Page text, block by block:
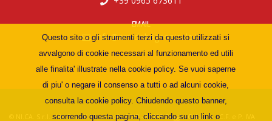
EMAIL
info@arredobagnonicolo.it
© NI.CA. S.r.l. - Via Sala di Mosorrofa, 50/B - 89133 Reggio Calabria - C.F. e P. IVA
Questo sito o gli strumenti terzi da questo utilizzati si
avvalgono di cookie necessari al funzionamento ed utili
alle finalita' illustrate nella cookie policy. Se vuoi saperne
di piu' o negare il consenso a tutti o ad alcuni cookie,
consulta la cookie policy. Chiudendo questo banner,
scorrendo questa pagina, cliccando su un link o